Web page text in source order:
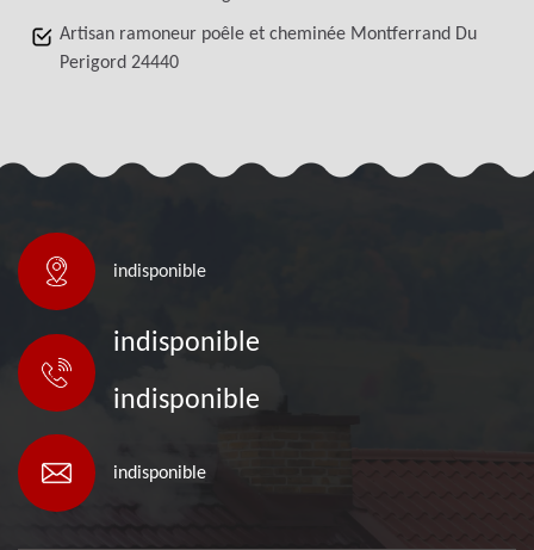
Artisan ramoneur poêle et cheminée Montferrand Du
Perigord 24440
indisponible
indisponible
indisponible
indisponible